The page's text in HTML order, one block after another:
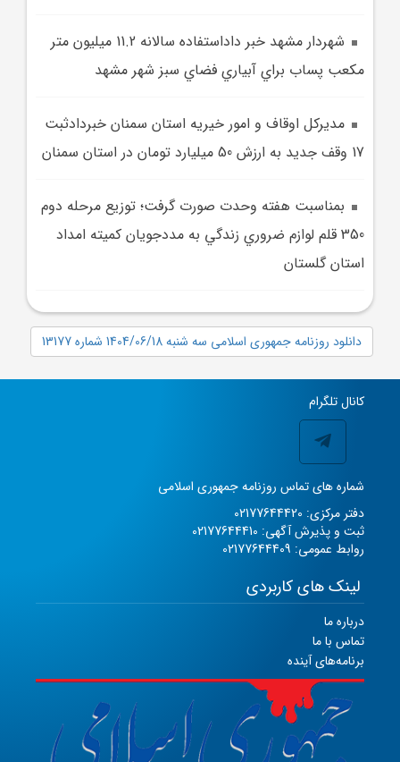
شهردار مشهد خبر داداستفاده سالانه 11.2 ميليون متر
مکعب پساب براي آبياري فضاي سبز شهر مشهد
مديرکل اوقاف و امور خيريه استان سمنان خبردادثبت
17 وقف جديد به ارزش 50 ميليارد تومان در استان سمنان
بمناسبت هفته وحدت صورت گرفت؛ توزيع مرحله دوم
350 قلم لوازم ضروري زندگي به مددجويان کميته امداد
استان گلستان
دانلود روزنامه جمهوری اسلامی سه شنبه 1404/06/18 شماره 13177
کانال تلگرام
شماره های تماس روزنامه جمهوری اسلامی
دفتر مرکزی: 02177644420
ثبت و پذیرش آگهی: 02177644410
روابط عمومی: 02177644409
لینک های کاربردی
درباره ما
تماس با ما
برنامه‌های آینده